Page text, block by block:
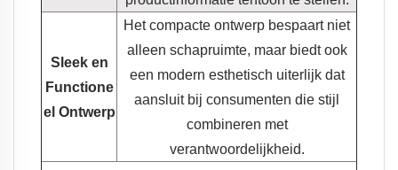
Sleek en
Functione
el Ontwerp
Het compacte ontwerp bespaart niet
alleen schapruimte, maar biedt ook
een modern esthetisch uiterlijk dat
aansluit bij consumenten die stijl
combineren met
verantwoordelijkheid.